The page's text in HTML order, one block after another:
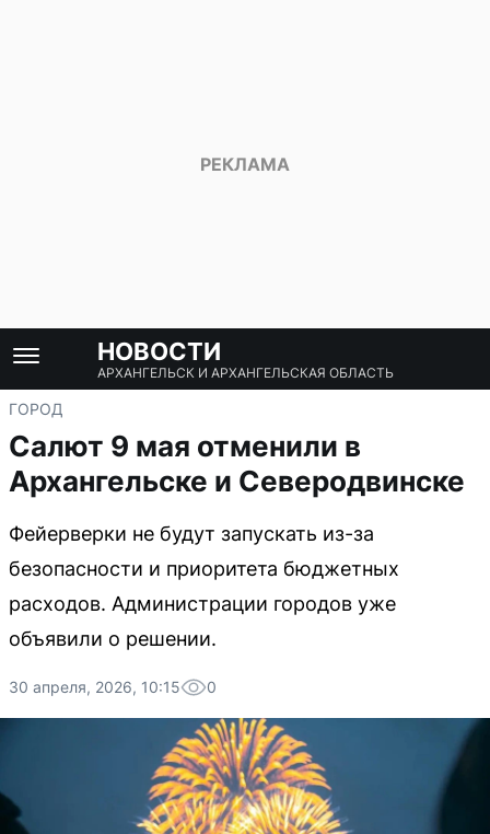
НОВОСТИ
АРХАНГЕЛЬСК И АРХАНГЕЛЬСКАЯ ОБЛАСТЬ
ГОРОД
Салют 9 мая отменили в
Архангельске и Северодвинске
Фейерверки не будут запускать из-за
безопасности и приоритета бюджетных
расходов. Администрации городов уже
объявили о решении.
30 апреля, 2026, 10:15 0